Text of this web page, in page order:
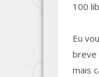
100
Eu
breve
mais